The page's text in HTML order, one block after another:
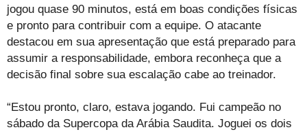
jogou quase 90 minutos, está em boas condições físicas
e pronto para contribuir com a equipe. O atacante
destacou em sua apresentação que está preparado para
assumir a responsabilidade, embora reconheça que a
decisão final sobre sua escalação cabe ao treinador.
“Estou pronto, claro, estava jogando. Fui campeão no
sábado da Supercopa da Arábia Saudita. Joguei os dois